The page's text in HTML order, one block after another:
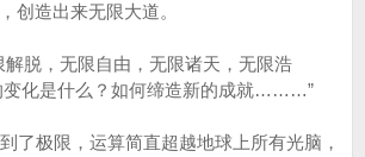
创造出来无限大道。
脱，无限自由，无限诸天，无限浩
化是什么？如何缔造新的成就………”
了极限，运算简直超越地球上所有光脑，